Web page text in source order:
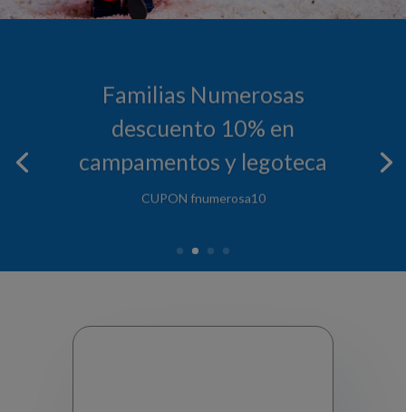
Familias Numerosas
descuento 10% en
campamentos y legoteca
CUPON fnumerosa10